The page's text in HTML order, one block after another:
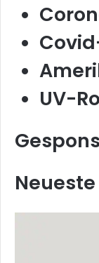
UV-
Neueste